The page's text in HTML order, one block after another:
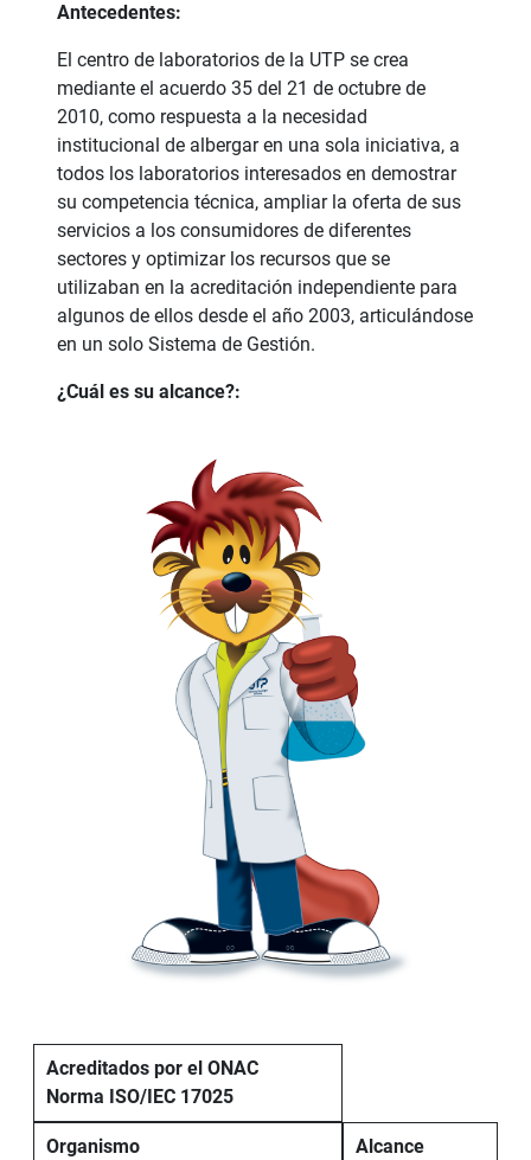
Antecedentes:
El centro de laboratorios de la UTP se crea
mediante el acuerdo 35 del 21 de octubre de
2010, como respuesta a la necesidad
institucional de albergar en una sola iniciativa, a
todos los laboratorios interesados en demostrar
su competencia técnica, ampliar la oferta de sus
servicios a los consumidores de diferentes
sectores y optimizar los recursos que se
utilizaban en la acreditación independiente para
algunos de ellos desde el año 2003, articulándose
en un solo Sistema de Gestión.
¿Cuál es su alcance?:
Acreditados por el ONAC
Norma ISO/IEC 17025
Organismo Alcance